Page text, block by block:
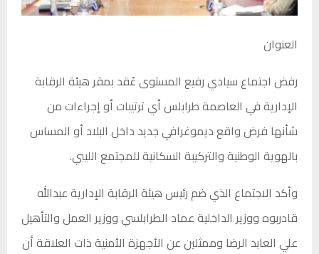
العنوان
رفض اجتماع سيادي رفيع المستوى عُقد بمقر هيئة الرقابة
الإدارية في العاصمة طرابلس أي ترتيبات أو إجراءات من
شأنها فرض واقع ديموغرافي جديد داخل البلاد أو المساس
بالهوية الوطنية والتركيبة السكانية للمجتمع الليبي.
وأكد الاجتماع الذي ضم رئيس هيئة الرقابة الإدارية عبدالله
قادربوه ووزير الداخلية عماد الطرابلسي ووزير العمل والتأهيل
علي العابد الرضا وممثلين عن الأجهزة الأمنية ذات العلاقة أن